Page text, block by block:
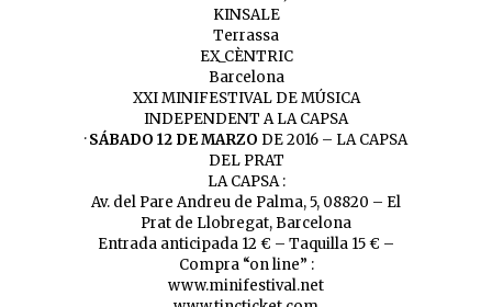
KINSALE
Terrassa
EX_CÈNTRIC
Barcelona
XXI MINIFESTIVAL DE MÚSICA
INDEPENDENT A LA CAPSA
·SÁBADO 12 DE MARZO DE 2016 – LA CAPSA
DEL PRAT
LA CAPSA :
Av. del Pare Andreu de Palma, 5, 08820 – El
Prat de Llobregat, Barcelona
Entrada anticipada 12 € – Taquilla 15 € –
Compra “on line” :
www.minifestival.net